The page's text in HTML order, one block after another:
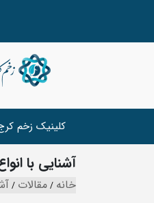
کلینیک زخم
آشنایی با
خانه مقالات